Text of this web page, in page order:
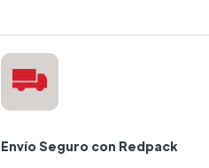
Envío Seguro con Redpack